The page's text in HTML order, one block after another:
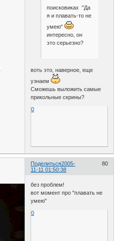
поисковиках "Да
я и плавать-то не
умею"
интересно, он
это серьезно?
воть это, наверное, еще
узнаем
Сможешь выложить самые
прикольные скрины?
0
Поделиться 80
2005-
11-11 01:50:38
без проблем!
вот момент про "плавать не
умею"
0